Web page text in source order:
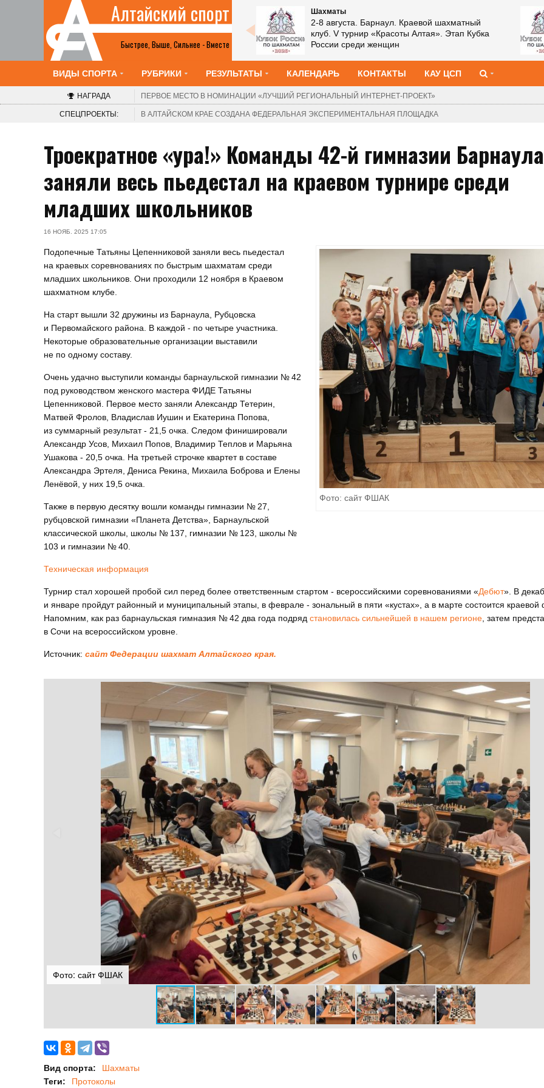
Быстрее, Выше, Сильнее - Вместе
Алтайский спорт
Все анонсы
Шахматы
2-8 августа. Барнаул. Краевой шахматный
клуб. V турнир «Красоты Алтая». Этап Кубка
России среди женщин
ВИДЫ СПОРТА РУБРИКИ РЕЗУЛЬТАТЫ КАЛЕНДАРЬ КОНТАКТЫ КАУ ЦСП
НАГРАДА ПЕРВОЕ МЕСТО В НОМИНАЦИИ «ЛУЧШИЙ РЕГИОНАЛЬНЫЙ ИНТЕРНЕТ-ПРОЕКТ»
СПЕЦПРОЕКТЫ: В АЛТАЙСКОМ КРАЕ СОЗДАНА ФЕДЕРАЛЬНАЯ ЭКСПЕРИМЕНТАЛЬНАЯ ПЛОЩАДКА
Троекратное «ура!» Команды 42-й гимназии Барнаула
заняли весь пьедестал на краевом турнире среди
младших школьников
16 НОЯБ. 2025 17:05
Фото: сайт ФШАК
Подопечные Татьяны Цепенниковой заняли весь пьедестал
на краевых соревнованиях по быстрым шахматам среди
младших школьников. Они проходили 12 ноября в Краевом
шахматном клубе.
На старт вышли 32 дружины из Барнаула, Рубцовска
и Первомайского района. В каждой - по четыре участника.
Некоторые образовательные организации выставили
не по одному составу.
Очень удачно выступили команды барнаульской гимназии № 42
под руководством женского мастера ФИДЕ Татьяны
Цепенниковой. Первое место заняли Александр Тетерин,
Матвей Фролов, Владислав Иушин и Екатерина Попова,
из суммарный результат - 21,5 очка. Следом финишировали
Александр Усов, Михаил Попов, Владимир Теплов и Марьяна
Ушакова - 20,5 очка. На третьей строчке квартет в составе
Александра Эртеля, Дениса Рекина, Михаила Боброва и Елены
Ленёвой, у них 19,5 очка.
Также в первую десятку вошли команды гимназии № 27,
рубцовской гимназии «Планета Детства», Барнаульской
классической школы, школы № 137, гимназии № 123, школы №
103 и гимназии № 40.
Техническая информация
Турнир стал хорошей пробой сил перед более ответственным стартом - всероссийскими соревнованиями «Дебют». В
и январе пройдут районный и муниципальный этапы, в феврале - зональный в пяти «кустах», а в марте состоится краевой
Напомним, как раз барнаульская гимназия № 42 два года подряд становилась сильнейшей в нашем регионе , затем
в Сочи на всероссийском уровне.
Источник: сайт Федерации шахмат Алтайского края.
Фото: сайт ФШАК
Вид спорта:
Шахматы
Теги:
Протоколы